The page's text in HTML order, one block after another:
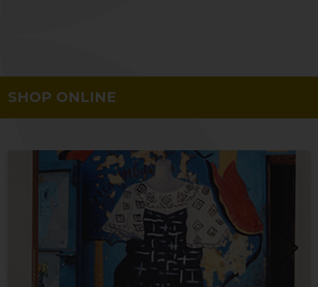
SHOP ONLINE